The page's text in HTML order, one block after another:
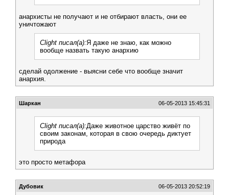
анархисты не получают и не отбирают власть, они ее
уничтожают
Clight писал(а):Я даже не знаю, как можно
вообще назвать такую анархию
сделай одолжение - выясни себе что вообще значит
анархия.
Шаркан 06-05-2013 15:45:31
Clight писал(а):Даже животное царство живёт по
своим законам, которая в свою очередь диктует
природа
это просто метафора
Дубовик 06-05-2013 20:52:19